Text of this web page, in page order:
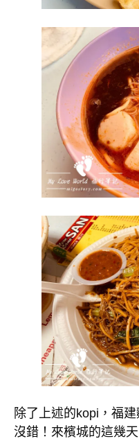
除了上述的kopi，福
沒錯！來檳城的這幾